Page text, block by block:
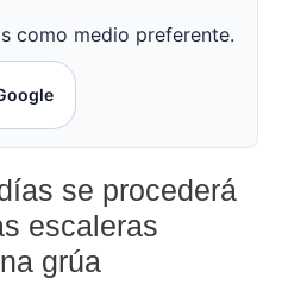
como medio preferente.
se procederá
escaleras
grúa